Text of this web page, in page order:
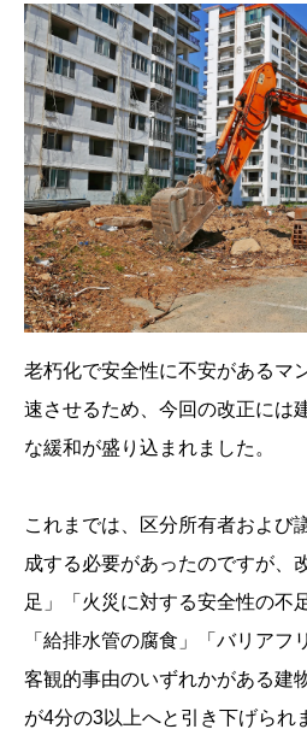
老朽化で安全性に不安があるマ
速させるため、今回の改正には
な緩和が盛り込まれました。
これまでは、区分所有者および
成する必要があったのですが、
足」「火災に対する安全性の不
「給排水管の腐食」「バリアフ
客観的事由のいずれかがある建
が4分の3以上へと引き下げられ